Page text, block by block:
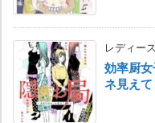
レディー
効率厨
ネ見え